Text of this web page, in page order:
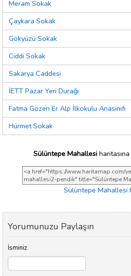
Meram Sokak
Çaykara Sokak
Gökyüzü Sokak
Ciddi Sokak
Sakarya Caddesi
İETT Pazar Yeri Durağı
Fatma Gözen Er Alp İlkokulu Anasınıfı
Hürmet Sokak
Sülüntepe Mahallesi
Sülüntepe Mahallesi
Yorumunuzu Paylaşın
İsminiz